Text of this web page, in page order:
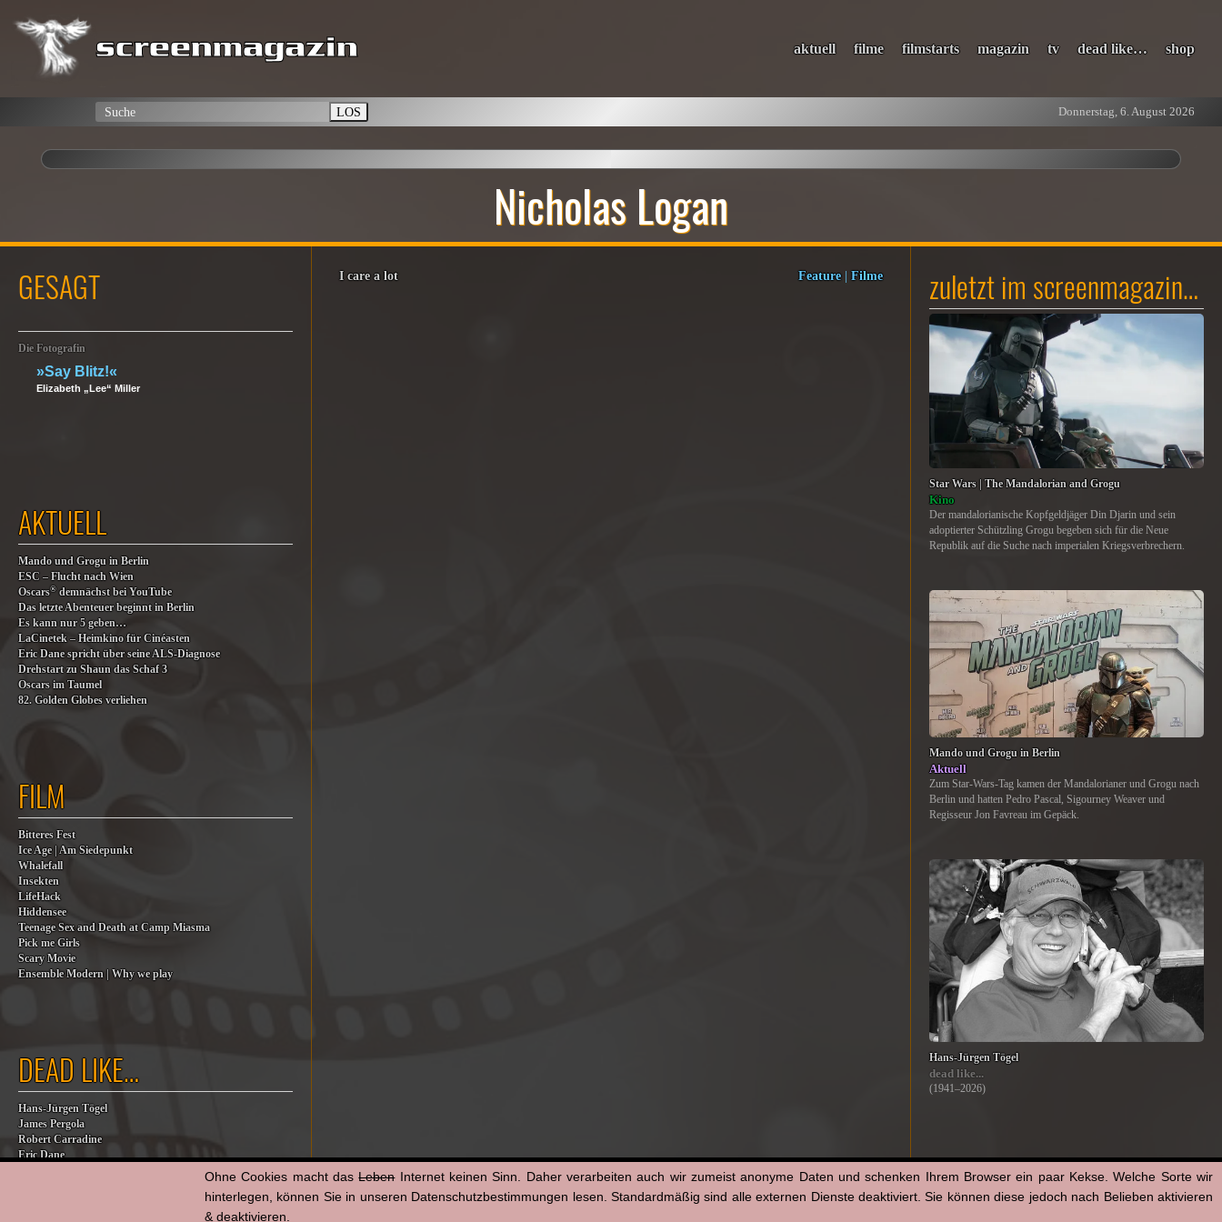
aktuell filme filmstarts magazin tv dead like… shop
LOS Donnerstag, 6. August 2026
Nicholas Logan
I care a lot Feature| Filme
GESAGT
Die Fotografin
»Say Blitz!«
Elizabeth „Lee“ Miller
AKTUELL
Mando und Grogu in Berlin
ESC – Flucht nach Wien
Oscars® demnächst bei YouTube
Das letzte Abenteuer beginnt in Berlin
Es kann nur 5 geben…
LaCinetek – Heimkino für Cinéasten
Eric Dane spricht über seine ALS-Diagnose
Drehstart zu Shaun das Schaf 3
Oscars im Taumel
82. Golden Globes verliehen
FILM
Bitteres Fest
Ice Age | Am Siedepunkt
Whalefall
Insekten
LifeHack
Hiddensee
Teenage Sex and Death at Camp Miasma
Pick me Girls
Scary Movie
Ensemble Modern | Why we play
DEAD LIKE…
Hans-Jürgen Tögel
James Pergola
Robert Carradine
Eric Dane
zuletzt im screenmagazin…
Star Wars | The Mandalorian and Grogu
Kino
Der mandalorianische Kopfgeldjäger Din Djarin und sein
adoptierter Schützling Grogu begeben sich für die Neue
Republik auf die Suche nach imperialen Kriegsverbrechern.
Mando und Grogu in Berlin
Aktuell
Zum Star-Wars-Tag kamen der Mandalorianer und Grogu nach
Berlin und hatten Pedro Pascal, Sigourney Weaver und
Regisseur Jon Favreau im Gepäck.
Hans-Jürgen Tögel
dead like...
(1941–2026)
Ohne Cookies macht dasLebenInternet keinen Sinn. Daher verarbeiten auch wir zumeist anonyme Daten und schenken Ihrem Browser ein paar Kekse. Welche Sorte wir
hinterlegen, können Sie in unseren Datenschutzbestimmungen lesen. Standardmäßig sind alle externen Dienste deaktiviert. Sie können diese jedoch nach Belieben aktivieren
& deaktivieren.